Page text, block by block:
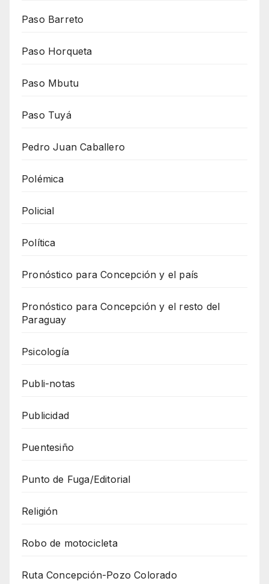
Paso Barreto
Paso Horqueta
Paso Mbutu
Paso Tuyá
Pedro Juan Caballero
Polémica
Policial
Política
Pronóstico para Concepción y el país
Pronóstico para Concepción y el resto del
Paraguay
Psicología
Publi-notas
Publicidad
Puentesiño
Punto de Fuga/Editorial
Religión
Robo de motocicleta
Ruta Concepción-Pozo Colorado